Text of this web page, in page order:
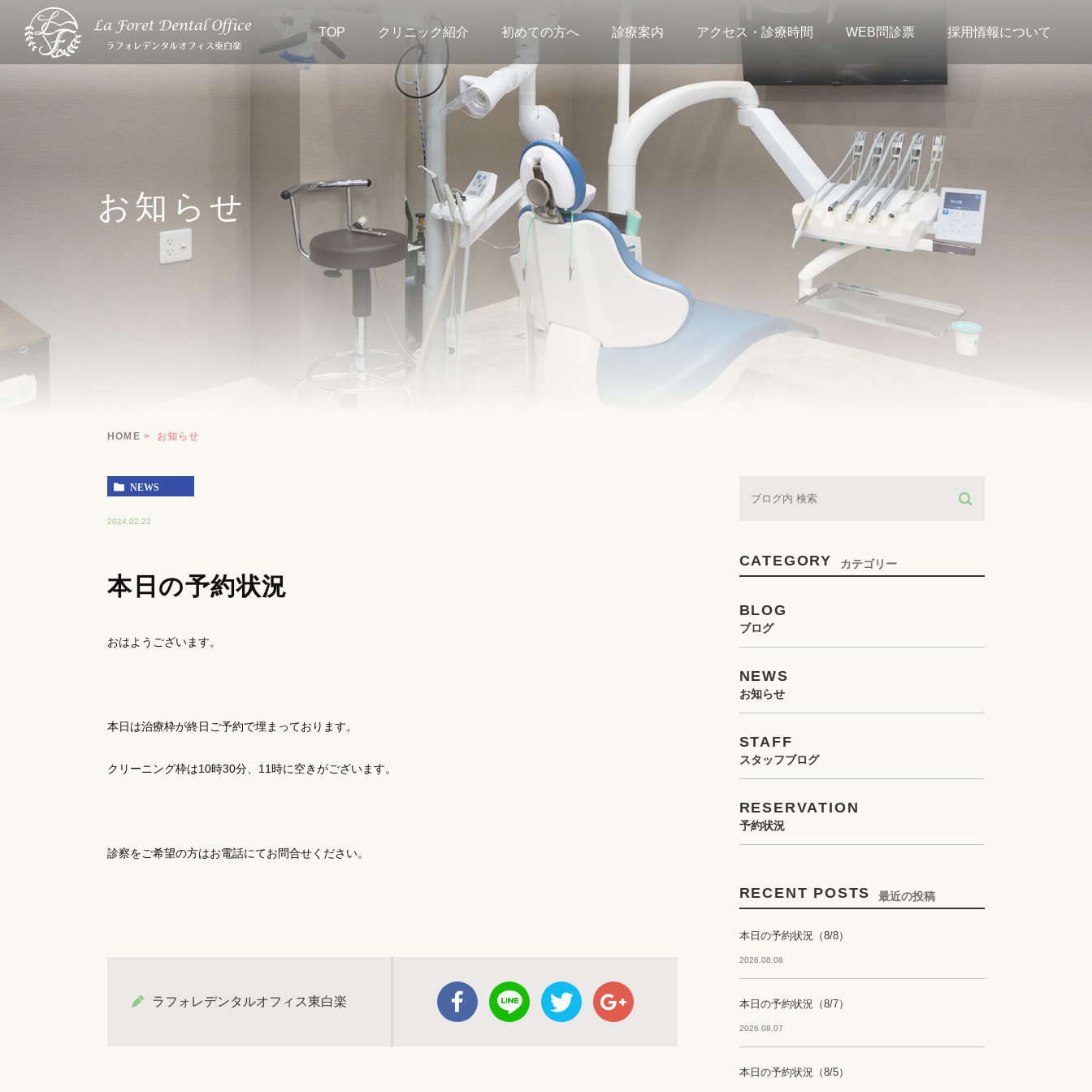
TOP クリニック紹介 初めての方へ 診療案内 アクセス・診療時間 WEB問診票 採用情報について
お知らせ
HOME お知らせ
NEWS
2024.02.22
本日の予約状況
おはようございます。
本日は治療枠が終日ご予約で埋まっております。
クリーニング枠は10時30分、11時に空きがございます。
診察をご希望の方はお電話にてお問合せください。
ラフォレデンタルオフィス東白楽
CATEGORY カテゴリー
BLOG
ブログ
NEWS
お知らせ
STAFF
スタッフブログ
RESERVATION
予約状況
RECENT POSTS 最近の投稿
本日の予約状況（8/8）
2026.08.08
本日の予約状況（8/7）
2026.08.07
本日の予約状況（8/5）